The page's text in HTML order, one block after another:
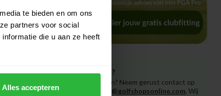
te bieden en om ons
partners voor social
die u aan ze heeft
Alles accepteren
u vragen over het product?
heeft u hulp nodig bij het bestellen? Neem gerust contact op
onze experts via
klantenservice@golfshopsonline.com. Wij